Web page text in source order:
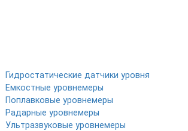
Гидростатические датчики уровня
Емкостные уровнемеры
Поплавковые уровнемеры
Радарные уровнемеры
Ультразвуковые уровнемеры